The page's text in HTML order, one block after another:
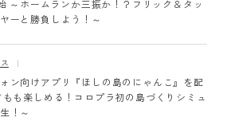
～ホームランか三振か！？フリック＆タッ
ーと勝負しよう！～
ン向けアプリ『ほしの島のにゃんこ』を配
も楽しめる！コロプラ初の島づくりシミュ
！～